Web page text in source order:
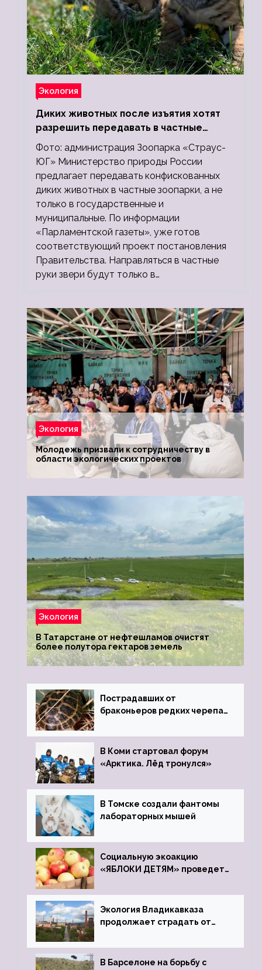
Экология
Диких животных после изъятия хотят
разрешить передавать в частные
зоопарки
Фото: администрация Зоопарка «Страус-
ЮГ» Министерство природы России
предлагает передавать конфискованных
диких животных в частные зоопарки, а не
только в государственные и
муниципальные. По информации
«Парламентской газеты», уже готов
соответствующий проект постановления
Правительства. Направляться в частные
руки звери будут только в…
Экология
Молодежь призвали к сотрудничеству в
области экологических проектов
Экология
В Татарстане от нефтешламов очистят
более полутора гектаров земель
Пострадавших от
браконьеров редких черепах
зоопарк
В Коми стартовал форум
«Арктика. Лёд тронулся»
В Томске создали фантомы
лабораторных мышей
Социальную экоакцию
«ЯБЛОКИ ДЕТЯМ» проведет
Экология Владикавказа
продолжает страдать от
В Барселоне на борьбу с